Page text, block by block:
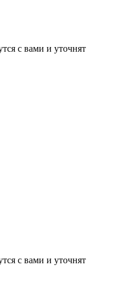
с вами и уточнят
с вами и уточнят